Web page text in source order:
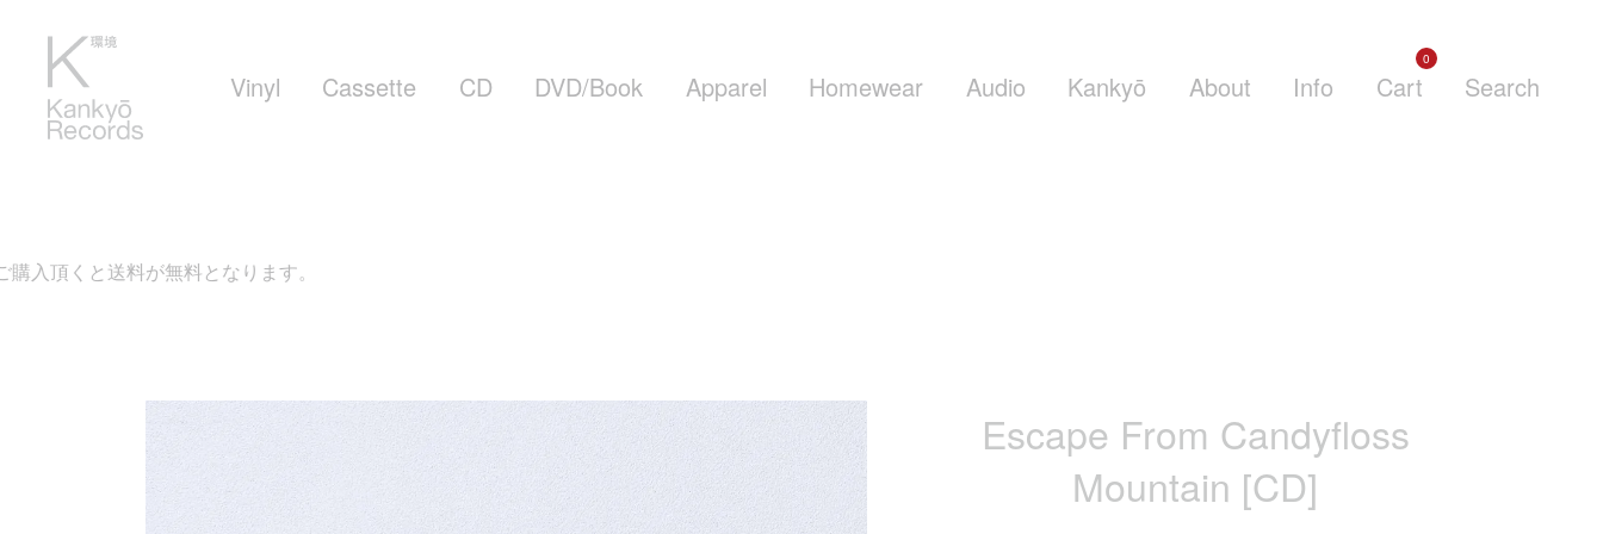
Vinyl Cassette CD DVD/Book Apparel Homewear Audio Kankyō About Info Cart
0
Search
料となります。
Escape From Candyfloss
Mountain [CD]